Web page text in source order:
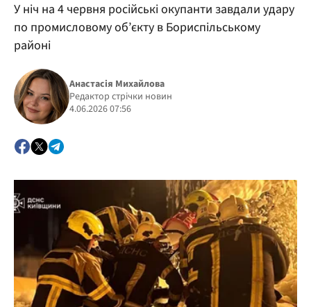
Політика
У ніч на 4 червня російські окупанти завдали удару
по промисловому об’єкту в Бориспільському
районі
Анастасія Михайлова
Редактор стрічки новин
4.06.2026 07:56